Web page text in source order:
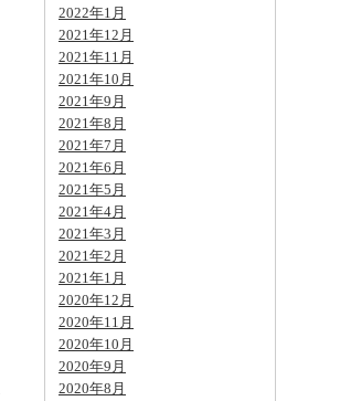
2022年1月
2021年12月
2021年11月
2021年10月
2021年9月
2021年8月
2021年7月
2021年6月
2021年5月
2021年4月
2021年3月
2021年2月
2021年1月
2020年12月
2020年11月
2020年10月
2020年9月
2020年8月